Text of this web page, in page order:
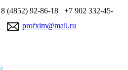
8 (4852) 92-86-18
+7 902 332-45-
profxim@mail.ru